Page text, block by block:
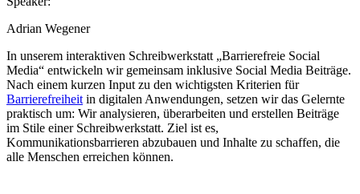
Adrian Wegener
In unserem interaktiven Schreibwerkstatt „Barrierefreie Social
Media“ entwickeln wir gemeinsam inklusive Social Media Beiträge.
Nach einem kurzen Input zu den wichtigsten Kriterien für
Barrierefreiheit in digitalen Anwendungen, setzen wir das Gelernte
praktisch um: Wir analysieren, überarbeiten und erstellen Beiträge
im Stile einer Schreibwerkstatt. Ziel ist es,
Kommunikationsbarrieren abzubauen und Inhalte zu schaffen, die
alle Menschen erreichen können.